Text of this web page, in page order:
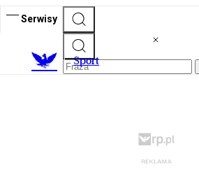
Serwisy
Sport